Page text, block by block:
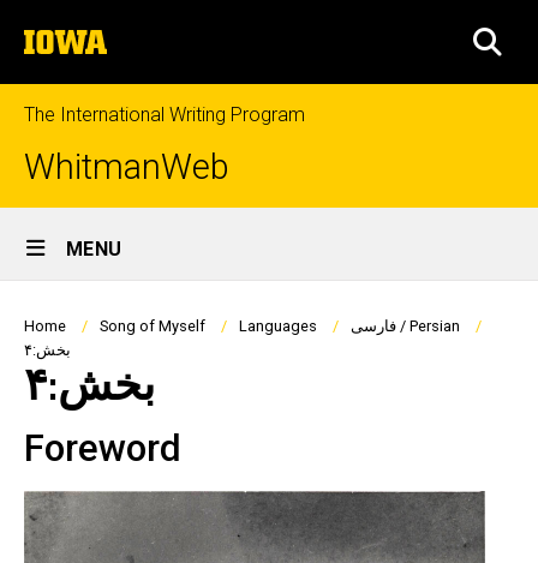
to
content
The
University
of
Iowa
The International Writing Program
WhitmanWeb
Site
Main
Navigation
MENU
Breadcrumb
Home Song of Myself Languages
فارسی / Persian
بخش:۴
بخش:۴
Foreword